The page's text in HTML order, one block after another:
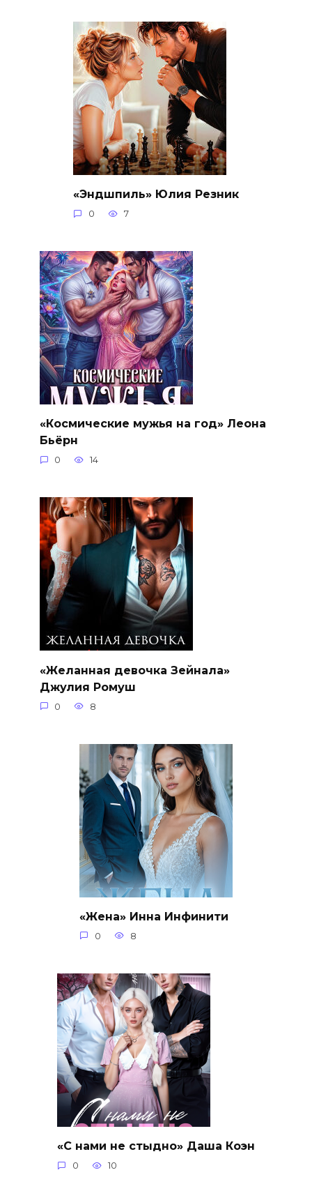
«Эндшпиль» Юлия Резник
0 7
«Космические мужья на год» Леона
Бьёрн
0 14
«Желанная девочка Зейнала»
Джулия Ромуш
0 8
«Жена» Инна Инфинити
0 8
«С нами не стыдно» Даша Коэн
0 10